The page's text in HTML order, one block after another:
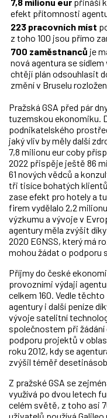
efekt přítomnosti
223 pracovních míst
z toho 100 jsou přímo
700 zaměstnanců je
nová agentura se
chtějí plán odsouhlasit
změní v Bruselu
Pražská GSA před pár
tuzemskou ekonomiku.
podnikatelského
jaký vliv by měly další
7,8 milionu eur coby
2022 přispěje ještě 86
61 nových vědců a
tři tisíce bohatých
zase efekt pro hotely a
firem vydělalo 2,2
výzkumu a vývoje v
agentury měla zvýšit
2020 EGNSS, který má
mohou žádat o podporu
Příjmy do české
provozními výdaji
celkem 160. Vedle
agentury i další peníze
vývoje satelitní
společnostem při
podporu projektů v
roku 2012, kdy se
zvýšil téměř
Z pražské GSA se
využívá po dvou letech
celém světě, z toho asi